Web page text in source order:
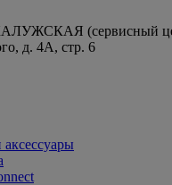
(сервисный
д. 4А, стр. 6
аксессуары